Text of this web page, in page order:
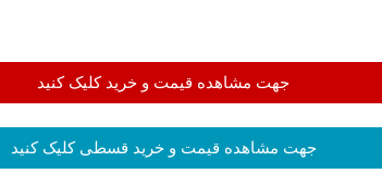
جهت مشاهده قیمت و خرید کلیک کنید
جهت مشاهده قیمت و خرید قسطی کلیک کنید